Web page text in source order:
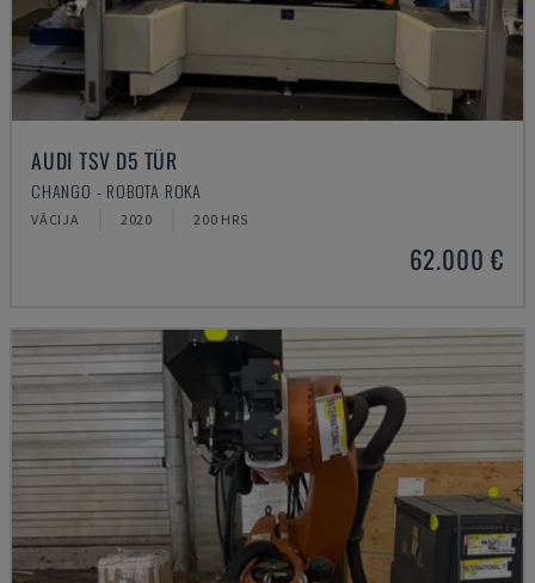
AUDI TSV D5 TÜR
CHANGO - ROBOTA ROKA
VĀCIJA 2020 200 HRS
62.000 €